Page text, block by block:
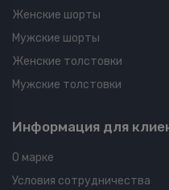
Женские шорты
Мужские шорты
Женские толстовки
Мужские толстовки
Информация для
О марке
Условия сотрудничества